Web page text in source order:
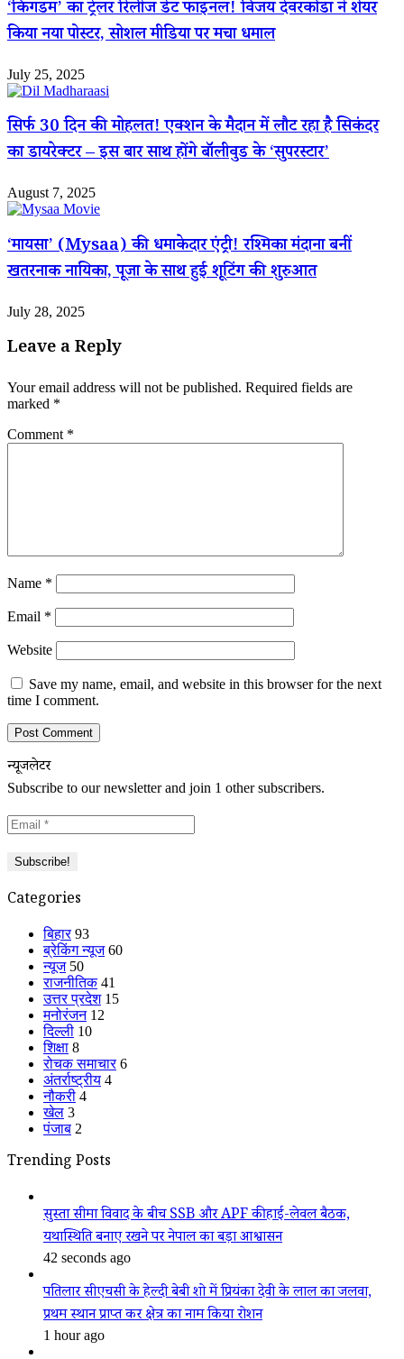
‘किंगडम’ का ट्रेलर रिलीज डेट फाइनल! विजय देवरकोंडा ने शेयर
किया नया पोस्टर, सोशल मीडिया पर मचा धमाल
July 25, 2025
सिर्फ 30 दिन की मोहलत! एक्शन के मैदान में लौट रहा है सिकंदर
का डायरेक्टर – इस बार साथ होंगे बॉलीवुड के ‘सुपरस्टार’
August 7, 2025
‘मायसा’ (Mysaa) की धमाकेदार एंट्री! रश्मिका मंदाना बनीं
खतरनाक नायिका, पूजा के साथ हुई शूटिंग की शुरुआत
July 28, 2025
Leave a Reply
Your email address will not be published. Required fields are
marked *
Comment *
Name *
Email *
Website
Save my name, email, and website in this browser for the next
time I comment.
न्यूजलेटर
Subscribe to our newsletter and join 1 other subscribers.
Categories
बिहार 93
ब्रेकिंग न्यूज 60
न्यूज 50
राजनीतिक 41
उत्तर प्रदेश 15
मनोरंजन 12
दिल्ली 10
शिक्षा 8
रोचक समाचार 6
अंतर्राष्ट्रीय 4
नौकरी 4
खेल 3
पंजाब 2
Trending Posts
सुस्ता सीमा विवाद के बीच SSB और APF की हाई-लेवल बैठक,
यथास्थिति बनाए रखने पर नेपाल का बड़ा आश्वासन
42 seconds ago
पतिलार सीएचसी के हेल्दी बेबी शो में प्रियंका देवी के लाल का जलवा,
प्रथम स्थान प्राप्त कर क्षेत्र का नाम किया रोशन
1 hour ago